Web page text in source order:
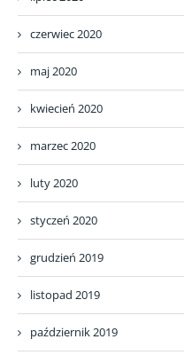
czerwiec 2020
maj 2020
kwiecień 2020
marzec 2020
luty 2020
styczeń 2020
grudzień 2019
listopad 2019
październik 2019